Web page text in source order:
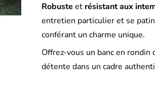
Robuste et résistant aux
entretien particulier et se
conférant un charme unique.
Offrez-vous un banc en
détente dans un cadre